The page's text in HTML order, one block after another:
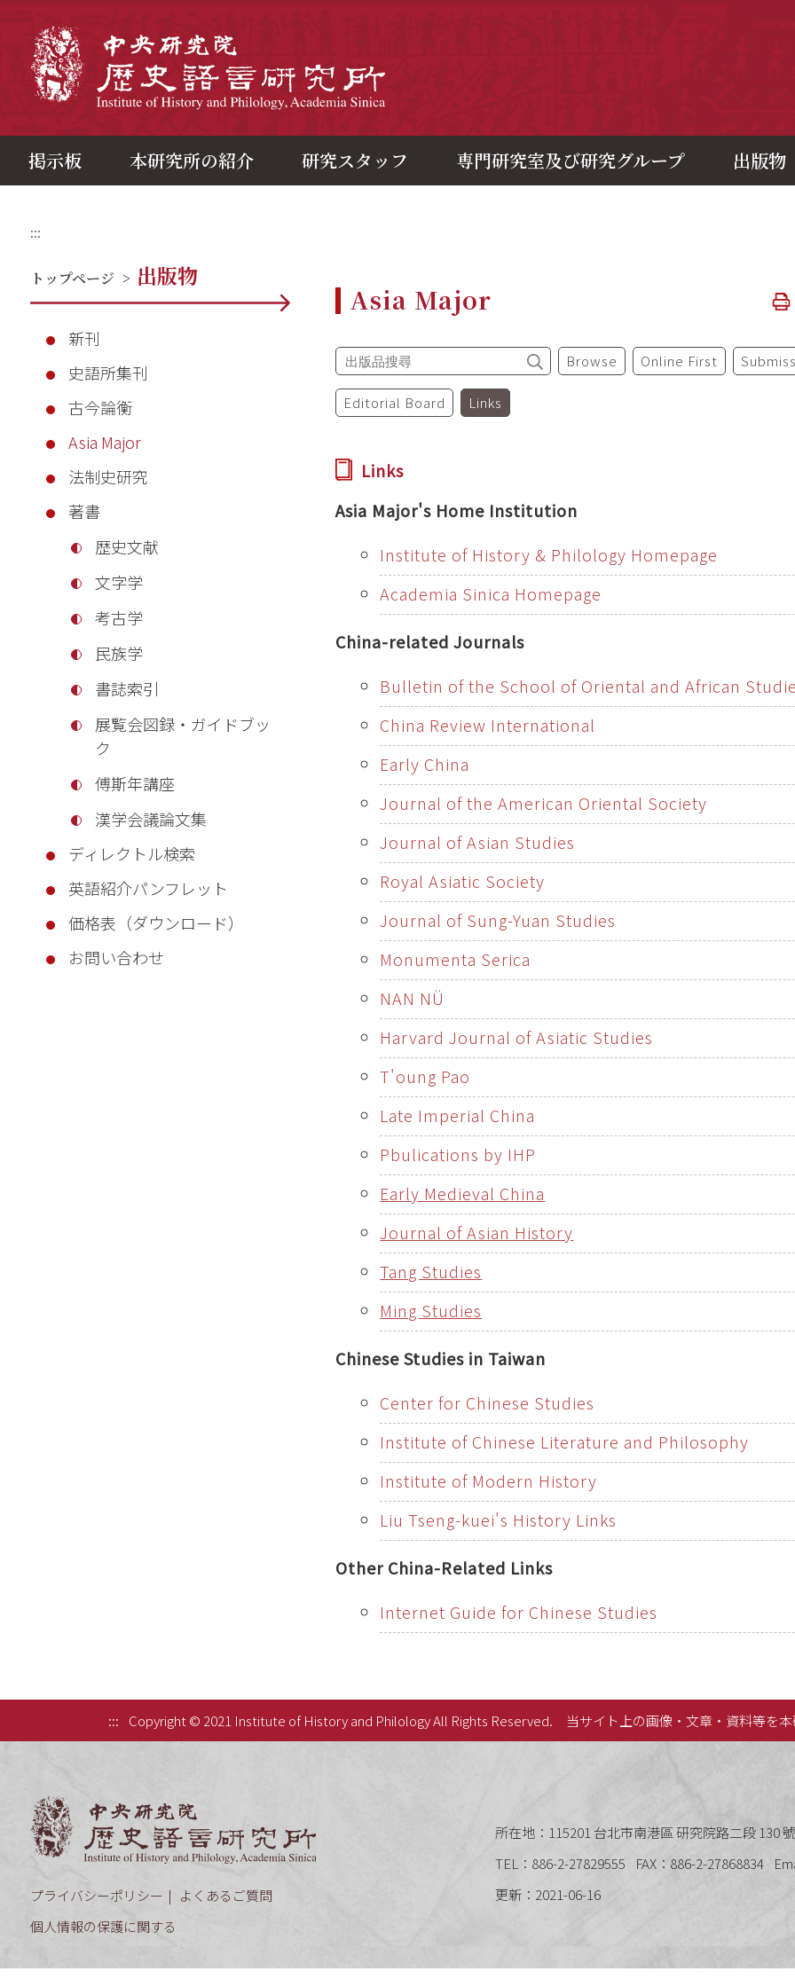
掲示板 本研究所の紹介 研究スタッフ 専門研究室及び研究グループ 出版物
:::
トップページ > 出版物
新刊
史語所集刊
古今論衡
Asia Major
法制史研究
著書
歴史文献
文字学
考古学
民族学
書誌索引
展覧会図録・ガイドブッ
ク
傅斯年講座
漢学会議論文集
ディレクトル検索
英語紹介パンフレット
価格表（ダウンロード）
お問い合わせ
Asia Major
Browse Online First
Editorial Board Links
Links
Asia Major's Home Institution
Institute of History & Philology Homepage
Academia Sinica Homepage
China-related Journals
Bulletin of the School of Oriental and African
China Review International
Early China
Journal of the American Oriental Society
Journal of Asian Studies
Royal Asiatic Society
Journal of Sung-Yuan Studies
Monumenta Serica
NAN NÜ
Harvard Journal of Asiatic Studies
T'oung Pao
Late Imperial China
Pbulications by IHP
Early Medieval China
Journal of Asian History
Tang Studies
Ming Studies
Chinese Studies in Taiwan
Center for Chinese Studies
Institute of Chinese Literature and Philosophy
Institute of Modern History
Liu Tseng-kuei's History Links
Other China-Related Links
Internet Guide for Chinese Studies
::: Copyright © 2021 Institute of History and Philology All Rights Reserved. 当サイト上の画像・文章・資料等を
プライバシーポリシー
よくあるご質問
個人情報の保護に関する
所在地：115201 台北市南港區 研究院路二段 130
TEL：886-2-27829555
FAX：886-2-27868834
更新：2021-06-16